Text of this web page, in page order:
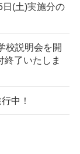
(土)実施分の
校説明会を開
終了いたしま
中！